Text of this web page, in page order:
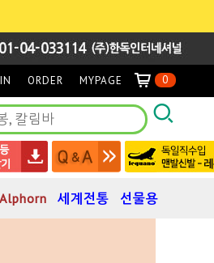
ORDER MYPAGE 0
Alphorn 세계전통 선물용